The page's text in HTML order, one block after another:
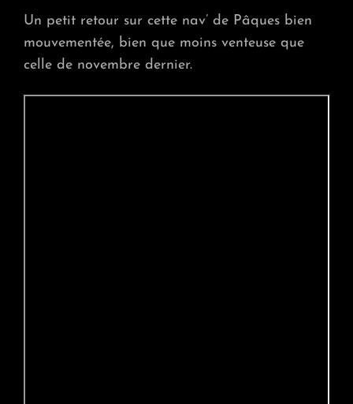
CAPITAINE
ABANDONNÉ!
Un petit retour sur cette nav’ de Pâques bien
mouvementée, bien que moins venteuse que
celle de novembre dernier.